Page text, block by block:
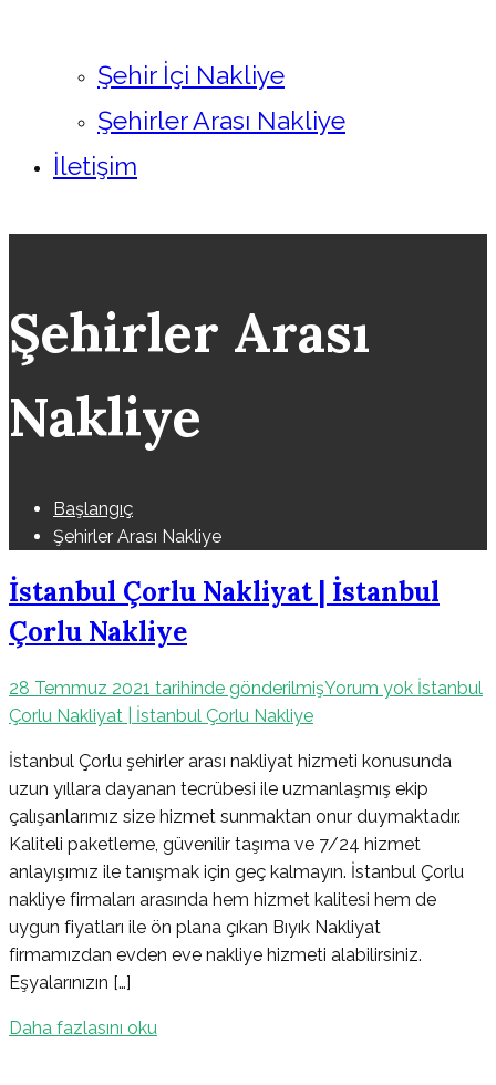
Şehir İçi Nakliye
Şehirler Arası Nakliye
İletişim
Şehirler Arası
Nakliye
Başlangıç
Şehirler Arası Nakliye
İstanbul Çorlu Nakliyat | İstanbul
Çorlu Nakliye
28 Temmuz 2021 tarihinde gönderilmişYorum yok İstanbul
Çorlu Nakliyat | İstanbul Çorlu Nakliye
İstanbul Çorlu şehirler arası nakliyat hizmeti konusunda
uzun yıllara dayanan tecrübesi ile uzmanlaşmış ekip
çalışanlarımız size hizmet sunmaktan onur duymaktadır.
Kaliteli paketleme, güvenilir taşıma ve 7/24 hizmet
anlayışımız ile tanışmak için geç kalmayın. İstanbul Çorlu
nakliye firmaları arasında hem hizmet kalitesi hem de
uygun fiyatları ile ön plana çıkan Bıyık Nakliyat
firmamızdan evden eve nakliye hizmeti alabilirsiniz.
Eşyalarınızın […]
Daha fazlasını oku